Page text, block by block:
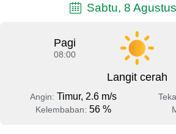
Sabtu, 8
Pagi
08:00
Langit cerah
Angin: Timur, 2.6 m/s
Kelembaban: 56 %